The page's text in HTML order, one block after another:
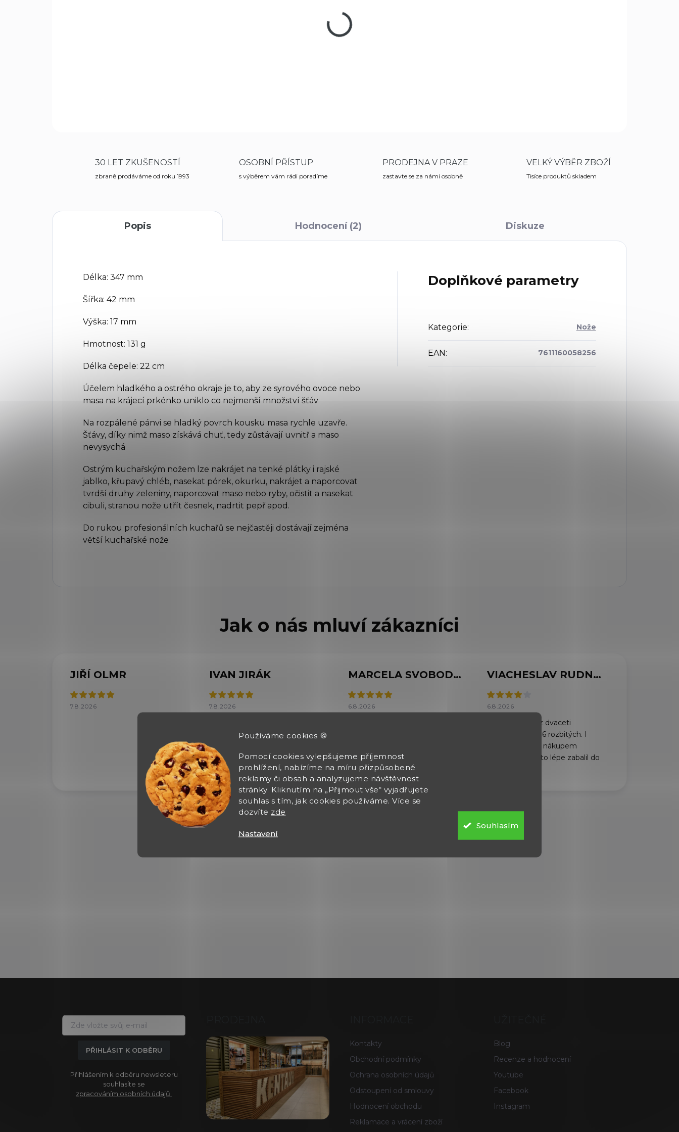
Používáme cookies 🍪
Pomocí cookies vylepšujeme příjemnost
prohlížení, nabízíme na míru přizpůsobené
reklamy či obsah a analyzujeme návštěvnost
stránky. Kliknutím na „Přijmout vše“ vyjadřujete
souhlas s tím, jak cookies používáme. Více se
dozvíte zde
Nastavení
Souhlasím
Kuchařský univerzální nůž Victorinox s širokým ostřím. Povrch řezu bude
hladký a úhledný.
30 LET ZKUŠENOSTÍ
zbraně prodáváme od roku 1993
OSOBNÍ PŘÍSTUP
s výběrem vám rádi poradíme
PRODEJNA V PRAZE
zastavte se za námi osobně
VELKÝ VÝBĚR ZBOŽÍ
Tisíce produktů skladem
Popis Hodnocení (2) Diskuze
Délka: 347 mm
Šířka: 42 mm
Výška: 17 mm
Hmotnost: 131 g
Délka čepele: 22 cm
Účelem hladkého a ostrého okraje je to, aby ze syrového ovoce nebo
masa na krájecí prkénko uniklo co nejmenší množství šťáv
Na rozpálené pánvi se hladký povrch kousku masa rychle uzavře.
Šťávy, díky nimž maso získává chuť, tedy zůstávají uvnitř a maso
nevysychá
Ostrým kuchařským nožem lze nakrájet na tenké plátky i rajské
jablko, křupavý chléb, nasekat pórek, okurku, nakrájet a naporcovat
tvrdší druhy zeleniny, naporcovat maso nebo ryby, očistit a nasekat
cibuli, stranou nože utřít česnek, nadrtit pepř apod.
Do rukou profesionálních kuchařů se nejčastěji dostávají zejména
větší kuchařské nože
Doplňkové parametry
Kategorie: Nože
EAN : 7611160058256
JIŘÍ OLMR
7.8.2026
IVAN JIRÁK
7.8.2026
doručení zásilky
MARCELA SVOBODOVÁ
6.8.2026
VIACHESLAV RUDNYTSKYI
6.8.2026
Dorazili rychle, z dvaceti
plechovek bylo 6 rozbitých. I
když jsem před nákupem
požádal, abych to lépe zabalil do
PŘIHLÁSIT K ODBĚRU
Přihlášením k odběru newsleteru
souhlasíte se
zpracováním osobních údajů.
Kontakty
Obchodní podmínky
Ochrana osobních údajů
Odstoupení od smlouvy
Hodnocení obchodu
Reklamace a vrácení zboží
Blog
Recenze a hodnocení
Youtube
Facebook
Instagram